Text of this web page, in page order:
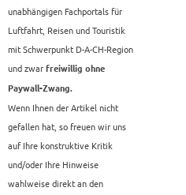
unabhängigen Fachportals für
Luftfahrt, Reisen und Touristik
mit Schwerpunkt D-A-CH-Region
und zwar freiwillig ohne
Paywall-Zwang.
Wenn Ihnen der Artikel nicht
gefallen hat, so freuen wir uns
auf Ihre konstruktive Kritik
und/oder Ihre Hinweise
wahlweise direkt an den